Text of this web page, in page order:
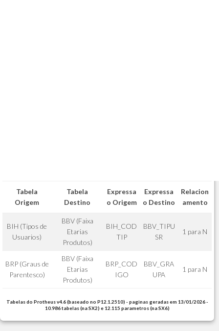
Tabela
Origem
Tabela
Destino
Expressa
o Origem
Expressa
o Destino
Relacion
amento
BIH (Tipos de
Usuarios)
BBV (Faixa
Etarias
Produtos)
BIH_COD
TIP
BBV_TIPU
SR
1 para N
BRP (Graus de
Parentesco)
BBV (Faixa
Etarias
Produtos)
BRP_COD
IGO
BBV_GRA
UPA
1 para N
Tabelas do Protheus v4.6 (baseado no P12.1.2510) - paginas geradas em 13/01/2026 -
10.986 tabelas (na SX2) e 12.115 parametros (na SX6)